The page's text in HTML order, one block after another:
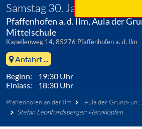
Samstag 30. Januar 2027
Pfaffenhofen a. d. Ilm, Aula der
Mittelschule
Kapellenweg 14, 85276 Pfaffenhofen a. d. Ilm
Anfahrt ...
Beginn: 19:30 Uhr
Einlass: 18:30 Uhr
Pfaffenhofen an der Ilm Aula der Grund- und Mittelschule
Stefan Leonhardsberger: Herzklopfen